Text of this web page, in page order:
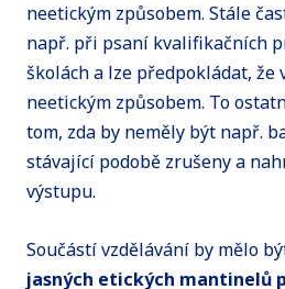
neetickým způsobem. Stále
např. při psaní kvalifikačních
školách a lze předpokládat, že
neetickým způsobem. To
tom, zda by neměly být např.
stávající podobě zrušeny a
výstupu.
Součástí vzdělávání by mělo
jasných etických mantinelů